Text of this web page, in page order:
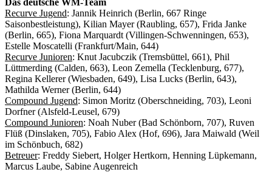
Recurve Jugend: Jannik Heinrich (Berlin, 667 Ringe
Saisonbestleistung), Kilian Mayer (Raubling, 657), Frida Janke
(Berlin, 665), Fiona Marquardt (Villingen-Schwenningen, 653),
Estelle Moscatelli (Frankfurt/Main, 644)
Recurve Junioren: Knut Jacubczik (Tremsbüttel, 661), Phil
Lüttmerding (Calden, 663), Leon Zemella (Tecklenburg, 677),
Regina Kellerer (Wiesbaden, 649), Lisa Lucks (Berlin, 643),
Mathilda Werner (Berlin, 644)
Compound Jugend: Simon Moritz (Oberschneiding, 703), Leoni
Dorfner (Alsfeld-Leusel, 679)
Compound Junioren: Noah Nuber (Bad Schönborn, 707), Ruven
Flüß (Dinslaken, 705), Fabio Alex (Hof, 696), Jara Maiwald (Weil
im Schönbuch, 682)
Betreuer: Freddy Siebert, Holger Hertkorn, Henning Lüpkemann,
Marcus Laube, Sabine Augenreich